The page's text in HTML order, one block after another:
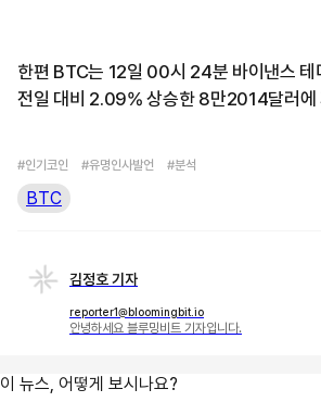
한편 BTC는 12일 00시 24분 바이낸스
전일 대비 2.09% 상승한 8만2014달러에
#인기코인 #유명인사발언 #분석
BTC
김정호 기자
reporter1@bloomingbit.io
안녕하세요 블루밍비트 기자입니다.
이 뉴스, 어떻게 보시나요?